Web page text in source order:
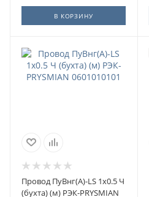
В КОРЗИНУ
Провод ПуВнг(А)-LS 1х0.5 Ч
(бухта) (м) РЭК-PRYSMIAN